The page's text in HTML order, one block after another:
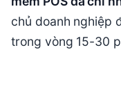
chủ doanh nghiệp
trong vòng 15-30